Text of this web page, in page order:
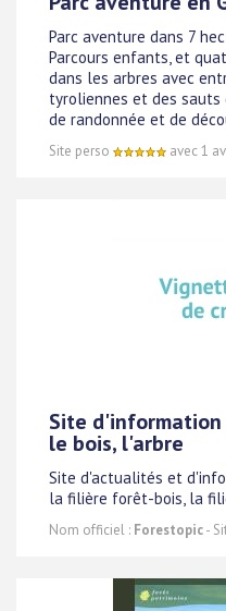
Parc aventure dans 7
Parcours enfants, et
dans les arbres avec
tyroliennes et des sauts
de randonnée et de
Site perso avec 1
Site
le bois, l'arbre
Site d'actualités et
la filière forêt-bois, la
Nom officiel : Forestopic-